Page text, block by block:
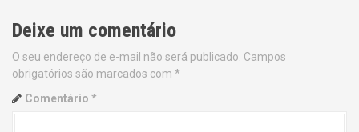
t
n
a
Deixe um comentário
O seu endereço de e-mail não será publicado. Campos
obrigatórios são marcados com *
Comentário *